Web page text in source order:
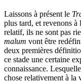
Laissons à présent le
plus tard, et revenons à
relatif, ils ne sont pas
malum vont être
deux premières
ce stade une certaine
connaissance.
chose relativement à la